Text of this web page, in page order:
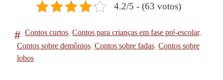
4.2/5 - (63 votos)
Contos curtos, Contos para crianças em fase pré-escolar,
Contos sobre demônios, Contos sobre fadas, Contos sobre
lobos